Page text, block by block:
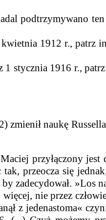
podtrzymywano
1912 r., patrz
stycznia 1916 r.,
naukę Russella
przyłączony jest
przeocza się
zadecydował. »Los
nie przez
z jedenastoma«